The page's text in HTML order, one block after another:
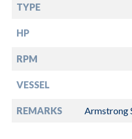
TYPE
HP
RPM
VESSEL
REMARKS Armstrong